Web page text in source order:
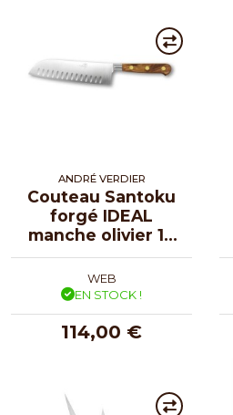
ANDRÉ VERDIER
Couteau Santoku
forgé IDEAL
manche olivier 17
cm
WEB
EN STOCK !
114,00 €